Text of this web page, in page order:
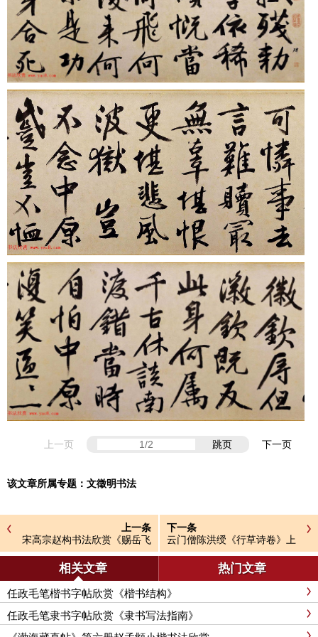
上一页 跳页 下一页
该文章所属专题： 文徵明书法
上一条
宋高宗赵构书法欣赏《赐岳飞
书》三札卷
下一条
云门僧陈洪绶《行草诗卷》上
海图书馆藏
相关文章 热门文章
任政毛笔楷书字帖欣赏《楷书结构》
任政毛笔隶书字帖欣赏《隶书写法指南》